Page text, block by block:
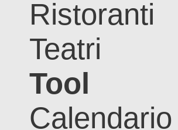
Ristoranti
Teatri
Tool